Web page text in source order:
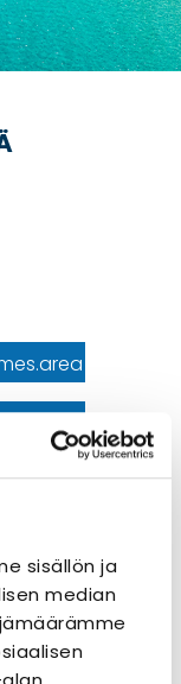
sisällön ja
median
!= '' ?
names.cruiseline
!= '' ?